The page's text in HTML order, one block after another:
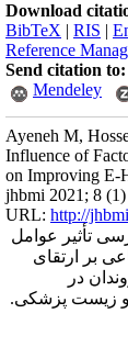
Download
BibTeX | RIS |
Reference
Send citation to:
Mendeley
Ayeneh M,
Influence of
on Improving E-
jhbmi 2021; 8
URL: http://
تأثیر عوامل
بر ارتقای
در
و زیست پزشکی.